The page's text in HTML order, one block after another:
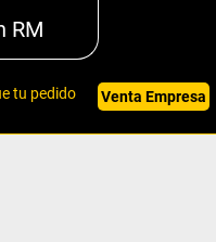
RM
tu pedido Venta Empresa